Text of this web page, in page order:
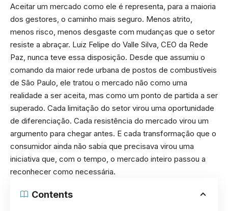
Aceitar um mercado como ele é representa, para a maioria
dos gestores, o caminho mais seguro. Menos atrito,
menos risco, menos desgaste com mudanças que o setor
resiste a abraçar. Luiz Felipe do Valle Silva, CEO da Rede
Paz, nunca teve essa disposição. Desde que assumiu o
comando da maior rede urbana de postos de combustíveis
de São Paulo, ele tratou o mercado não como uma
realidade a ser aceita, mas como um ponto de partida a ser
superado. Cada limitação do setor virou uma oportunidade
de diferenciação. Cada resistência do mercado virou um
argumento para chegar antes. E cada transformação que o
consumidor ainda não sabia que precisava virou uma
iniciativa que, com o tempo, o mercado inteiro passou a
reconhecer como necessária.
Contents